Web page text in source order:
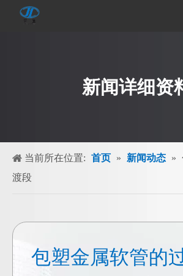
新闻详细资
当前所在位置: 首页 » 新闻动态 »
渡段
包塑金属软管的